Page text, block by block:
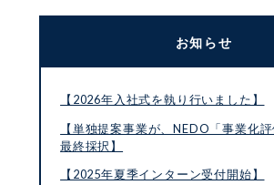
お知らせ
【2026年入社式を執り行いました】
【単独提案事業が、NEDO「事業化
最終採択】
【2025年夏季インターン受付開始】